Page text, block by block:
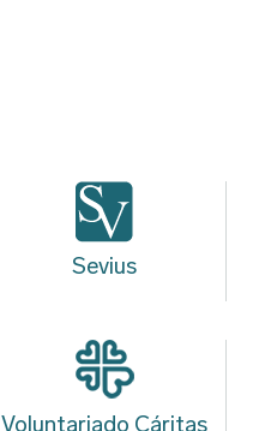
Sevius
Voluntariado Cáritas